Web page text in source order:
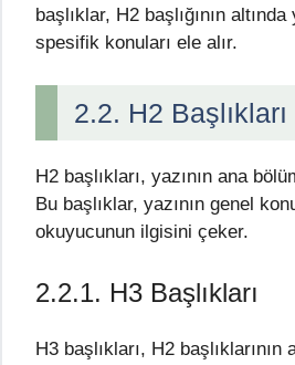
başlıklar, H2 başlığının
spesifik konuları ele alır.
2.2. H2 Başlıkları
H2 başlıkları, yazının ana
Bu başlıklar, yazının genel
okuyucunun ilgisini çeker.
2.2.1. H3 Başlıkları
H3 başlıkları, H2 başlıklarının